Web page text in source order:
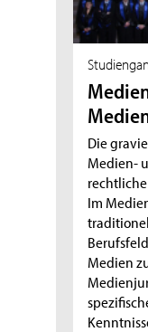
Die
Medien-
Im
Medien